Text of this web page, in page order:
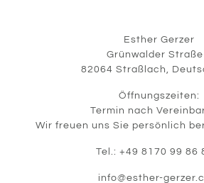
Esther Gerzer
Grünwalder Straße
82064 Straßlach,
Öffnungszeiten:
Termin nach
Wir freuen uns Sie persönlich
Tel.: +49 8170 99 86
info@esther-